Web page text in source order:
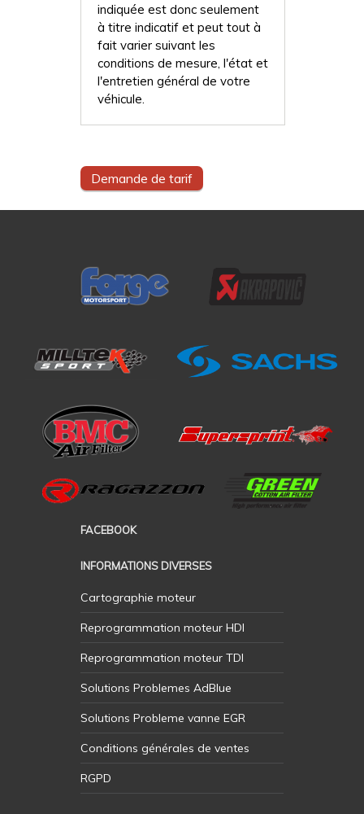
indiquée est donc seulement
à titre indicatif et peut tout à
fait varier suivant les
conditions de mesure, l'état et
l'entretien général de votre
véhicule.
Demande de tarif
FACEBOOK
INFORMATIONS DIVERSES
Cartographie moteur
Reprogrammation moteur HDI
Reprogrammation moteur TDI
Solutions Problemes AdBlue
Solutions Probleme vanne EGR
Conditions générales de ventes
RGPD